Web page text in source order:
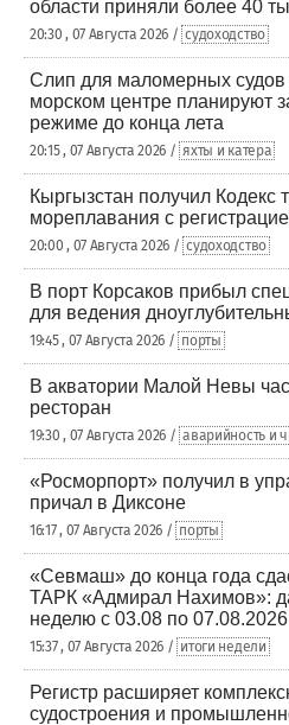
области приняли более 40
20:30 , 07 Августа 2026 / судоходство
Слип для маломерных судов
морском центре планируют
режиме до конца лета
20:15 , 07 Августа 2026 / яхты и катера
Кыргызстан получил Кодекс
мореплавания с
20:00 , 07 Августа 2026 / судоходство
В порт Корсаков прибыл
для ведения
19:45 , 07 Августа 2026 / порты
В акватории Малой Невы
ресторан
19:30 , 07 Августа 2026 / аварийность и
«Росморпорт» получил в
причал в Диксоне
16:17 , 07 Августа 2026 / порты
«Севмаш» до конца года
ТАРК «Адмирал Нахимов»:
неделю с 03.08 по 07.08.2026
15:37 , 07 Августа 2026 / итоги недели
Регистр расширяет
судостроения и